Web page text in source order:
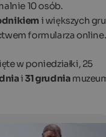
markets
10 osób.
i większych
formularza online.
w poniedziałki, 25
i31 grudnia